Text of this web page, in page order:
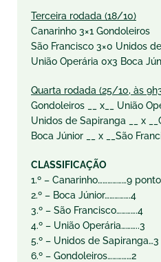
Terceira rodada (18/10)
Canarinho 3×1 Gondoleiros
São Francisco 3×0 Unidos
União Operária 0x3 Boca
Quarta rodada (25/10, às
Gondoleiros __ x__ União
Unidos de Sapiranga __ x
Boca Júnior __ x __São
CLASSIFICAÇÃO
1.º – Canarinho………………9
2.º – Boca Júnior…………….4
3.º – São Francisco………….4
4.º – União Operária………..3
5.º – Unidos de Sapiranga…3
6.º – Gondoleiros……………2